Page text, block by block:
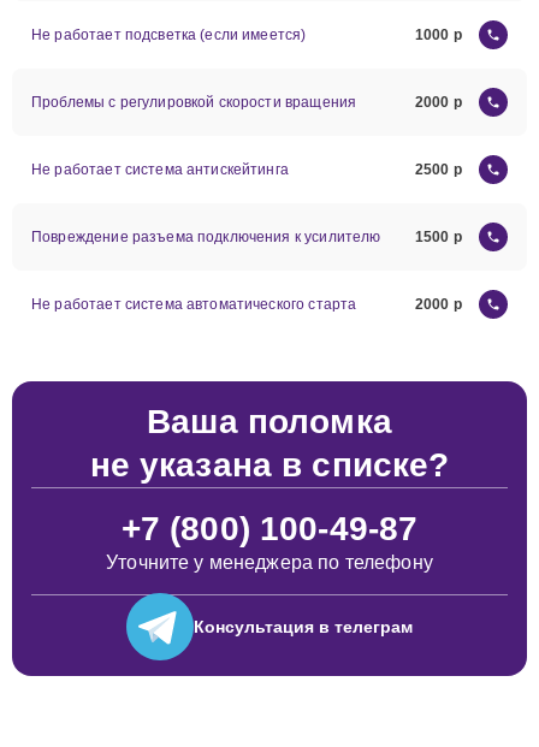
Не работает подсветка (если имеется) 1000
Проблемы с регулировкой скорости вращения 2000
Не работает система антискейтинга 2500
Повреждение разъема подключения к усилителю 1500
Не работает система автоматического старта 2000
Ваша поломка
не указана в списке?
+7 (800) 100-49-87
Уточните у менеджера по телефону
Консультация в телеграм